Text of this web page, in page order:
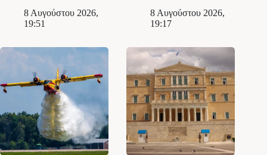
8 Αυγούστου 2026,
19:51
8 Αυγούστου 2026,
19:17